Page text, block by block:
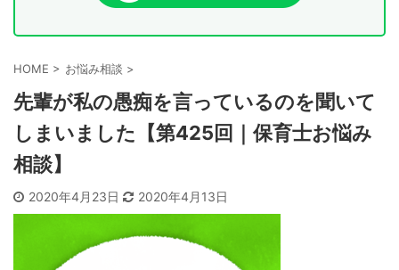
HOME > お悩み相談 >
先輩が私の愚痴を言っているのを聞いて
しまいました【第425回｜保育士お悩み
相談】
2020年4月23日 2020年4月13日